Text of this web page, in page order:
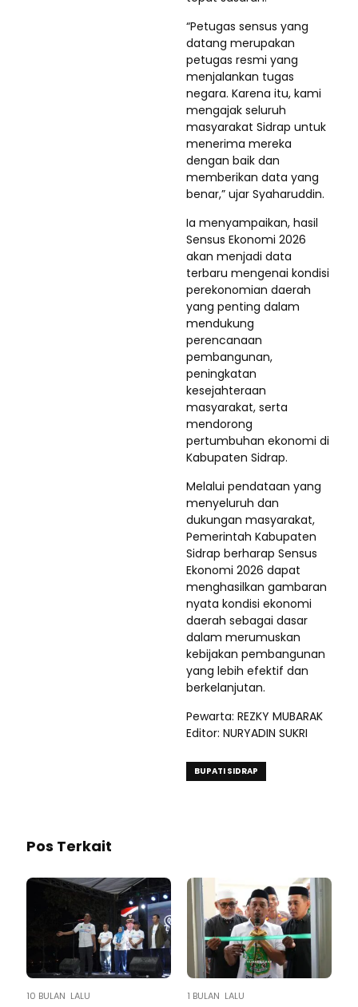
“Petugas sensus yang
datang merupakan
petugas resmi yang
menjalankan tugas
negara. Karena itu, kami
mengajak seluruh
masyarakat Sidrap untuk
menerima mereka
dengan baik dan
memberikan data yang
benar,” ujar Syaharuddin.
Ia menyampaikan, hasil
Sensus Ekonomi 2026
akan menjadi data
terbaru mengenai kondisi
perekonomian daerah
yang penting dalam
mendukung
perencanaan
pembangunan,
peningkatan
kesejahteraan
masyarakat, serta
mendorong
pertumbuhan ekonomi di
Kabupaten Sidrap.
Melalui pendataan yang
menyeluruh dan
dukungan masyarakat,
Pemerintah Kabupaten
Sidrap berharap Sensus
Ekonomi 2026 dapat
menghasilkan gambaran
nyata kondisi ekonomi
daerah sebagai dasar
dalam merumuskan
kebijakan pembangunan
yang lebih efektif dan
berkelanjutan.
Pewarta: REZKY MUBARAK
Editor: NURYADIN SUKRI
BUPATI SIDRAP
Pos Terkait
10 BULAN LALU 1 BULAN LALU